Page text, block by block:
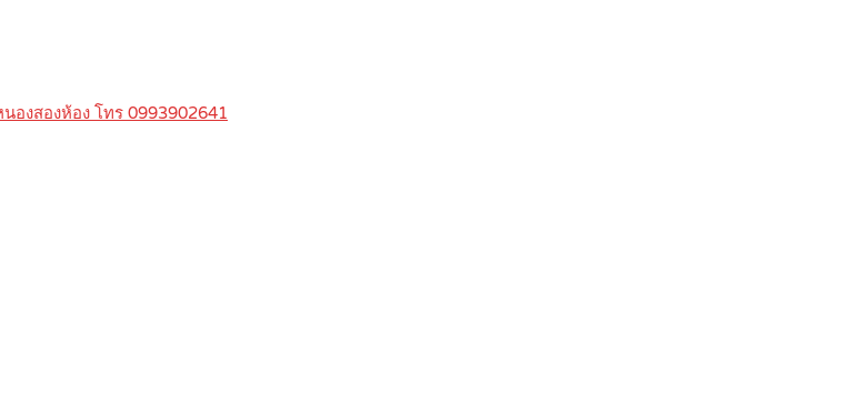
องสองห้อง โทร 0993902641